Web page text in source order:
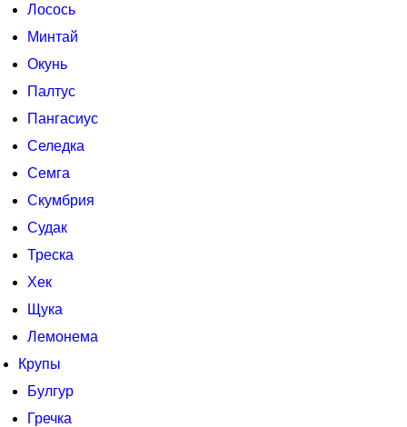
Лосось
Минтай
Окунь
Палтус
Пангасиус
Селедка
Семга
Скумбрия
Судак
Треска
Хек
Щука
Лемонема
Крупы
Булгур
Гречка